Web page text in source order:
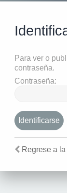
Para ver o
contraseña.
Contraseña:
Regrese a